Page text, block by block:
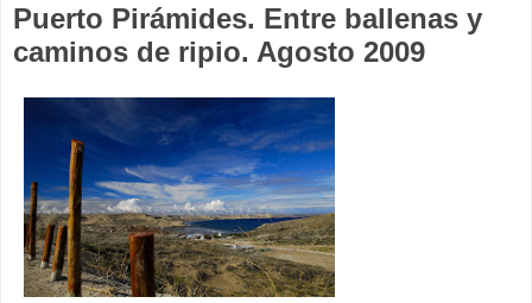
Puerto Pirámides. Entre ballenas y
caminos de ripio. Agosto 2009